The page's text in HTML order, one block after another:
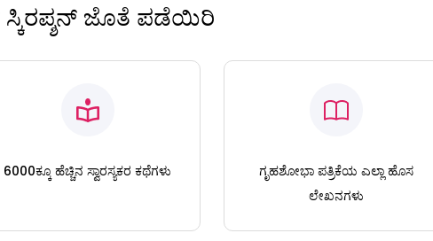
ಜೊತೆ ಪಡೆಯಿರಿ
6000ಕ್ಕೂ ಹೆಚ್ಚಿನ ಸ್ವಾರಸ್ಯಕರ ಕಥೆಗಳು
ಗೃಹಶೋಭಾ ಪತ್ರಿಕೆಯ ಎಲ್ಲಾ ಹೊಸ
ಲೇಖನಗಳು